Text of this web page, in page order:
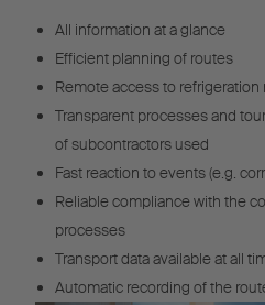
All information at a glance
Efficient planning of routes
Remote access to refrigeration
Transparent processes and
of subcontractors used
Fast reaction to events (e.g.
Reliable compliance with the
processes
Transport data available at all
Automatic recording of the